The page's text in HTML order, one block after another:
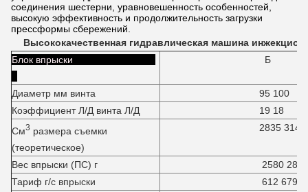
соединения шестерни, уравновешенность особенностей,
высокую эффективность и продолжительность загрузки
прессформы сбережений.
Высококачественная гидравлическая машина
Блок впрыски
Б
Диаметр мм винта
95 100
Коэффициент Л/Д винта Л/Д
19 18
См3 размера съемки
(теоретическое)
2835 3140
Вес впрыски (ПС) г
2580 2858
Тариф г/с впрыски
612 679